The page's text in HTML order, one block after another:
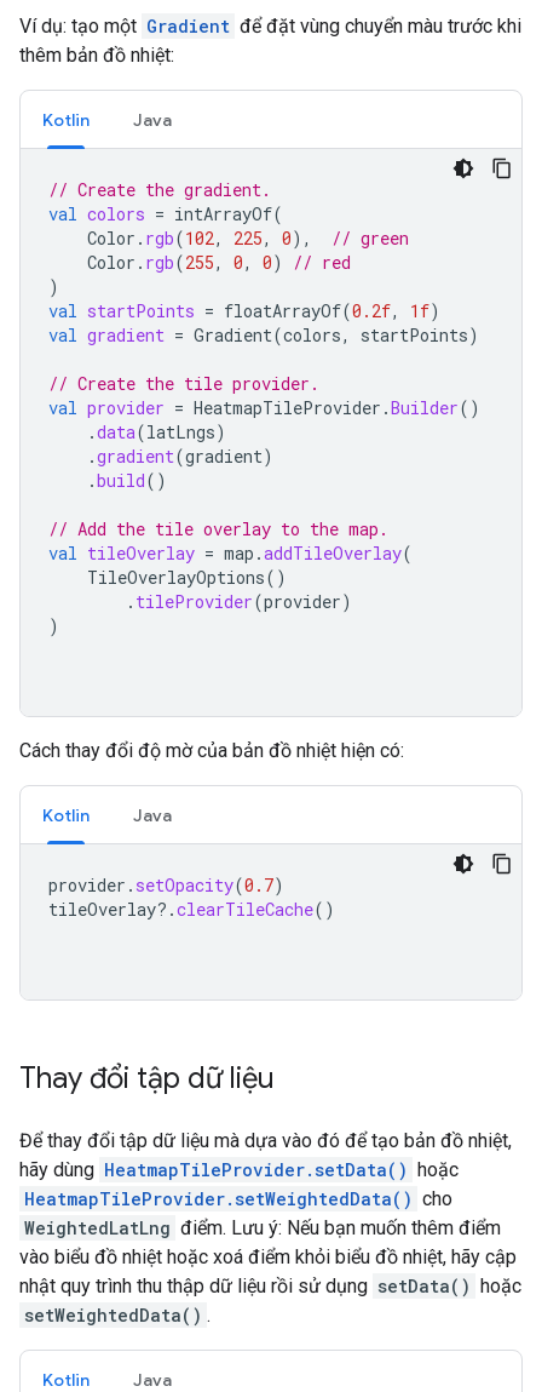
Ví dụ: tạo một Gradient để đặt vùng chuyển màu trước khi
thêm bản đồ nhiệt:
Kotlin Java
// Create the gradient.
val colors = intArrayOf(
Color . rgb(102, 225, 0),
// green
Color . rgb(255, 0, 0)
// red
)
val startPoints = floatArrayOf(0.2f, 1f)
val gradient = Gradient(colors, startPoints)
// Create the tile provider.
val provider = HeatmapTileProvider .Builder()
.data(latLngs)
.gradient(gradient)
.build()
// Add the tile overlay to the map.
val tileOverlay = map .addTileOverlay(
TileOverlayOptions()
. tileProvider(provider)
)
Cách thay đổi độ mờ của bản đồ nhiệt hiện có:
Kotlin Java
provider . setOpacity(0.7)
tileOverlay?.clearTileCache()
Thay đổi tập dữ liệu
Để thay đổi tập dữ liệu mà dựa vào đó để tạo bản đồ nhiệt,
hãy dùng HeatmapTileProvider.setData() hoặc
HeatmapTileProvider.setWeightedData() cho
WeightedLatLng điểm. Lưu ý: Nếu bạn muốn thêm điểm
vào biểu đồ nhiệt hoặc xoá điểm khỏi biểu đồ nhiệt, hãy cập
nhật quy trình thu thập dữ liệu rồi sử dụng setData() hoặc
setWeightedData() .
Kotlin Java